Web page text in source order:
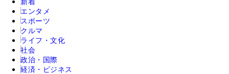
新着
エンタメ
スポーツ
クルマ
ライフ・文化
社会
政治・国際
経済・ビジネス